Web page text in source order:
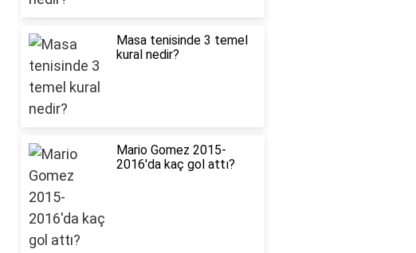
Masa tenisinde 3 temel
kural nedir?
Mario Gomez 2015-
2016'da kaç gol attı?